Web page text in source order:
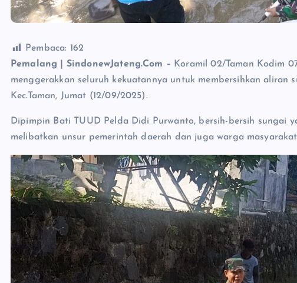
Pembaca: 162
Pemalang | SindonewJateng.Com – Koramil 02/Taman Kodim
menggerakkan seluruh kekuatannya untuk membersihkan
Kec.Taman, Jumat (12/09/2025).
Dipimpin Bati TUUD Pelda Didi Purwanto, bersih-bersih sungai
melibatkan unsur pemerintah daerah dan juga warga